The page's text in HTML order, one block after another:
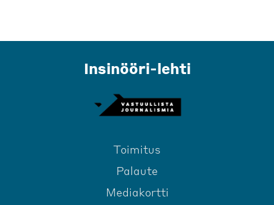
Insinööri-lehti
Toimitus
Palaute
Mediakortti